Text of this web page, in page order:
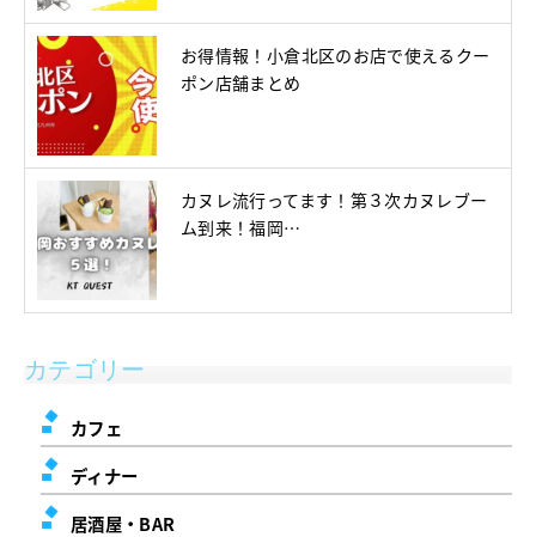
お得情報！小倉北区のお店で使えるクー
ポン店舗まとめ
カヌレ流行ってます！第３次カヌレブー
ム到来！福岡…
カテゴリー
カフェ
ディナー
居酒屋・BAR